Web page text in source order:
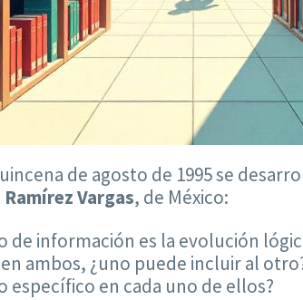
de agosto de 1995 se
Vargas, de México:
de información es la evolución
ambos, ¿uno puede incluir al
específico en cada uno de ellos?